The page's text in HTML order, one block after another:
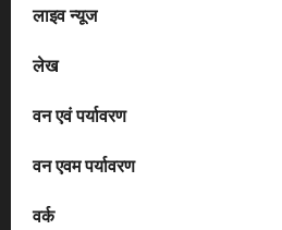
लाइव न्यूज
लेख
वन एवं पर्यावरण
वन एवम पर्यावरण
वर्क